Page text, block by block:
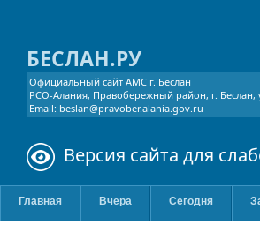
БЕСЛАН.РУ
Официальный сайт АМС г. Беслан
РСО-Алания, Правобережный район, г. Беслан,
Email: beslan@pravober.alania.gov.ru
Версия сайта для
Главная Вчера Сегодня